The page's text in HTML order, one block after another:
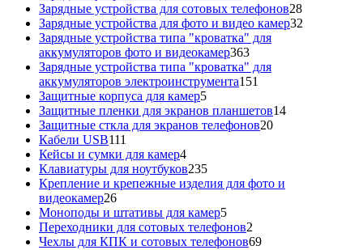
товаров
Зарядные устройства для сотовых телефонов2828
товаров
Зарядные устройства для фото и видео камер32
Зарядные устройства типа "кроватка" для
аккумуляторов фото и видеокамер363363
товара
Зарядные устройства типа "кроватка" для
аккумуляторов электроинструмента151
Защитные корпуса для камер55
товаров
Защитные пленки для экранов планшетов1414
Защитные сткла для экранов телефонов2020
Кабели USB111
товаров
Кейсы и сумки для камер44
товара
Клавиатуры для ноутбуков235235
товаров
Крепление и крепежные изделия для фото и
видеокамер2626
товаров
Моноподы и штативы для камер55
товаров
Переходники для сотовых телефонов2
товара
Чехлы для КПК и сотовых телефонов6969